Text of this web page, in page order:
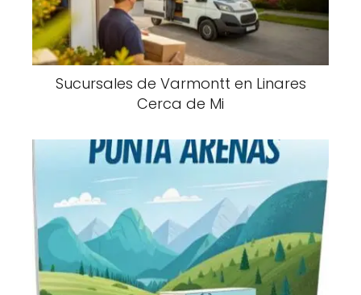
Sucursales de Varmontt en Linares
Cerca de Mi